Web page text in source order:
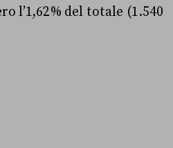
l’1,62% del totale (1.540